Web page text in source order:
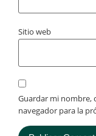
Sitio web
Guardar mi nombre,
navegador para la